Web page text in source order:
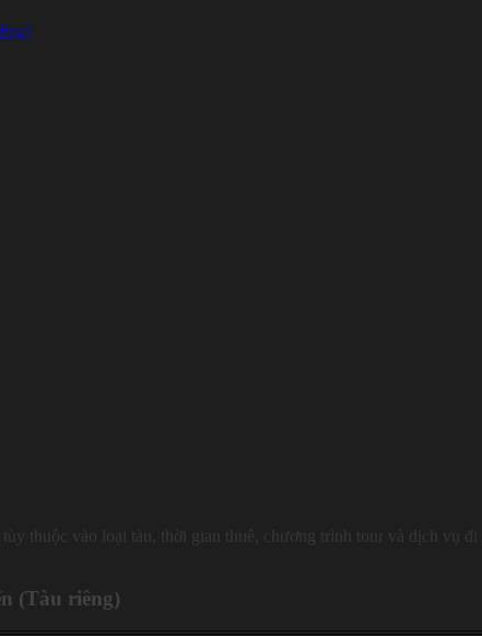
thuộc vào loại tàu, thời gian thuê, chương trình tour và dịch vụ đi
(Tàu riêng)